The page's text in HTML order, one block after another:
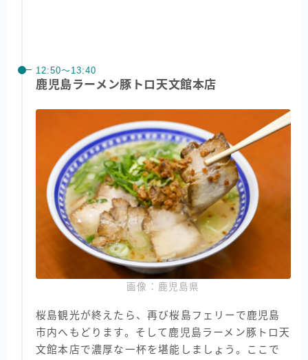
12:50〜13:40
鹿児島ラーメン豚トロ天文館本店
画像：鹿児島県
桜島観光が終えたら、再び桜島フェリーで鹿児島
市内へもどります。そして鹿児島ラーメン豚トロ天
文館本店で濃厚な一杯を堪能しましょう。ここで